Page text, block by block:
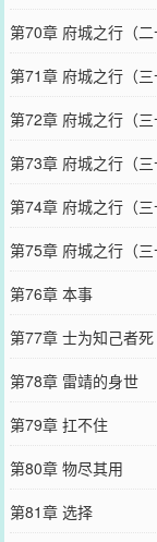
第70章 府城之行（二
第71章 府城之行（三
第72章 府城之行（三
第73章 府城之行（三
第74章 府城之行（三
第75章 府城之行（三
第76章 本事
第77章 士为知己者死
第78章 雷靖的身世
第79章 扛不住
第80章 物尽其用
第81章 选择